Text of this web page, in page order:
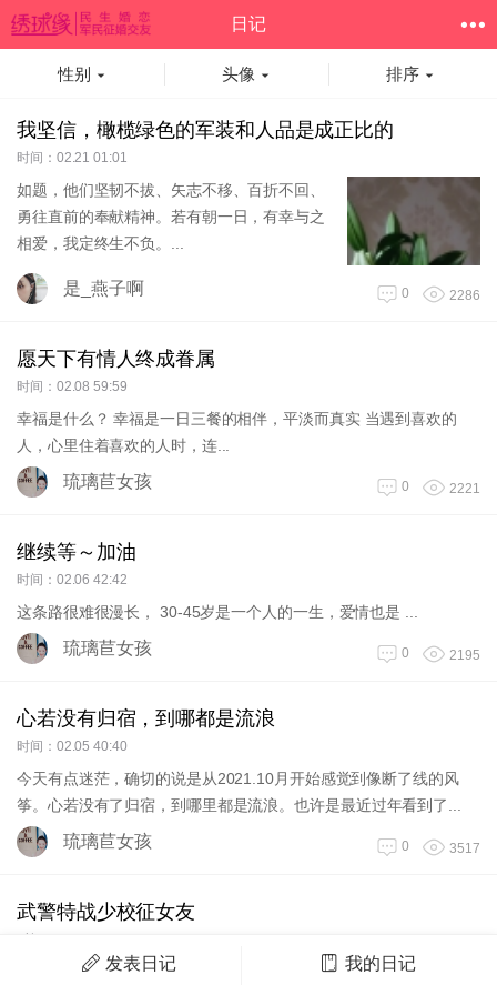
日记
性别 头像 排序
我坚信，橄榄绿色的军装和人品是成正比的
时间：02.21 01:01
如题，他们坚韧不拔、矢志不移、百折不回、
勇往直前的奉献精神。若有朝一日，有幸与之
相爱，我定终生不负。...
是_燕子啊 0 2286
愿天下有情人终成眷属
时间：02.08 59:59
幸福是什么？ 幸福是一日三餐的相伴，平淡而真实 当遇到喜欢的
人，心里住着喜欢的人时，连...
琉璃苣女孩 0 2221
继续等～加油
时间：02.06 42:42
这条路很难很漫长， 30-45岁是一个人的一生，爱情也是 ...
琉璃苣女孩 0 2195
心若没有归宿，到哪都是流浪
时间：02.05 40:40
今天有点迷茫，确切的说是从2021.10月开始感觉到像断了线的风
筝。心若没有了归宿，到哪里都是流浪。也许是最近过年看到了...
琉璃苣女孩 0 3517
武警特战少校征女友
心累了身也累，每天训练后的累让我真想有个身后理解真诚的她来关
发表日记 我的日记